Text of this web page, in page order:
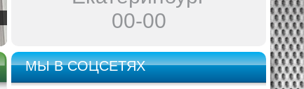
00-00
МЫ В СОЦСЕТЯХ